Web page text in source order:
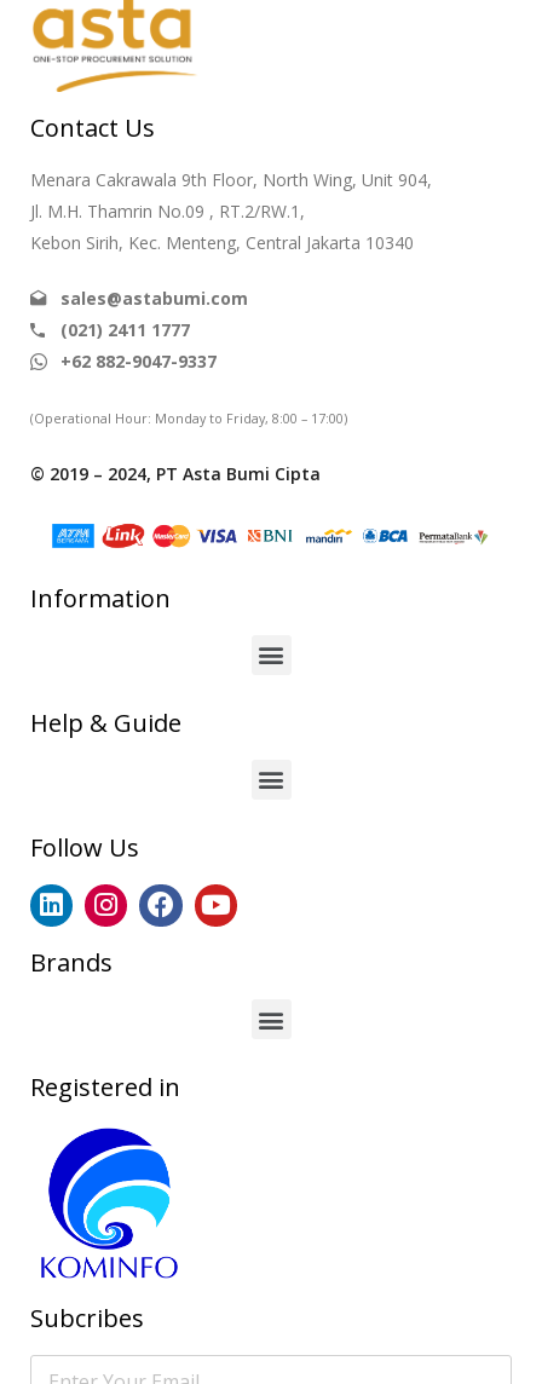
Contact Us
Menara Cakrawala 9th Floor, North Wing, Unit 904,
Jl. M.H. Thamrin No.09 , RT.2/RW.1,
Kebon Sirih, Kec. Menteng, Central Jakarta 10340
sales@astabumi.com
(021) 2411 1777
+62 882-9047-9337
(Operational Hour: Monday to Friday, 8:00 – 17:00)
© 2019 – 2024, PT Asta Bumi Cipta
Information
Help & Guide
Follow Us
Brands
Registered in
Subcribes